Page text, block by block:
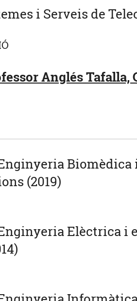
i Serveis de
Anglés Tafalla,
(2019)
Elèctrica i